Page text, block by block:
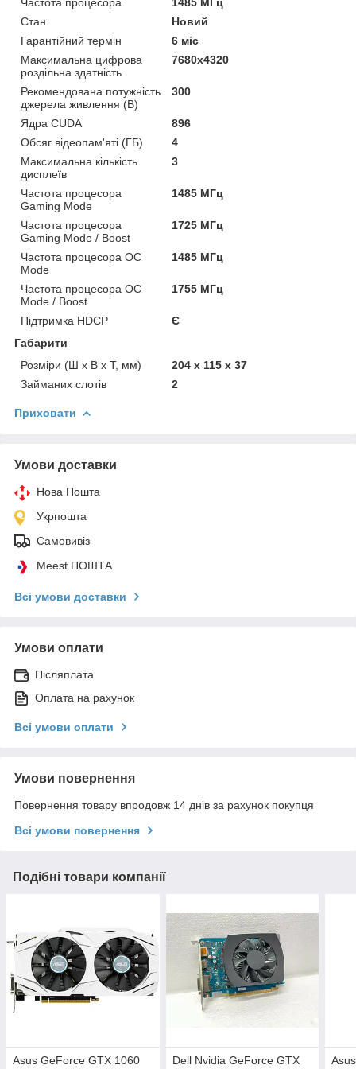
Стан
Новий
Гарантійний термін
6 міс
Максимальна цифрова
роздільна здатність
7680x4320
Рекомендована потужність
джерела живлення (В)
300
Ядра CUDA
896
Обсяг відеопам'яті (ГБ)
4
Максимальна кількість
дисплеїв
3
Частота процесора
Gaming Mode
1485 МГц
Частота процесора
Gaming Mode / Boost
1725 МГц
Частота процесора OC
Mode
1485 МГц
Частота процесора OC
Mode / Boost
1755 МГц
Підтримка HDCP
Є
Габарити
Розміри (Ш х В х Т, мм)
204 x 115 x 37
Займаних слотів
2
Приховати
Умови доставки
Нова Пошта
Укрпошта
Самовивіз
Meest ПОШТА
Всі умови доставки
Умови оплати
Післяплата
Оплата на рахунок
Всі умови оплати
Умови повернення
Повернення товару впродовж 14 днів за рахунок покупця
Всі умови повернення
Подібні товари компанії
Asus GeForce GTX 1060
Dell Nvidia GeForce GTX